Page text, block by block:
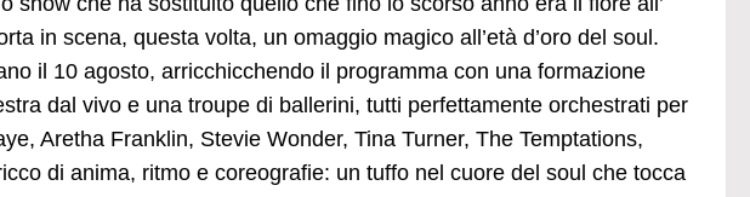
in scena, questa volta, un omaggio magico all’età d’oro del soul.
il 10 agosto, arricchicchendo il programma con una formazione
dal vivo e una troupe di ballerini, tutti perfettamente orchestrati per
Aretha Franklin, Stevie Wonder, Tina Turner, The Temptations,
di anima, ritmo e coreograﬁe: un tuffo nel cuore del soul che tocca